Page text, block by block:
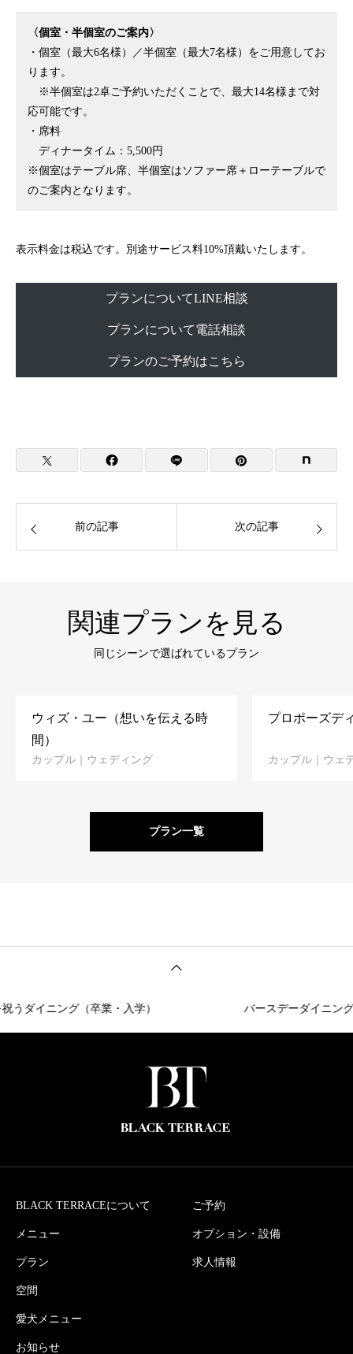
〈個室・半個室のご案内〉
・個室（最大6名様）／半個室（最大7名様）をご用意してお
ります。
※半個室は2卓ご予約いただくことで、最大14名様まで対
応可能です。
・席料
ディナータイム：5,500円
※個室はテーブル席、半個室はソファー席＋ローテーブルで
のご案内となります。
表示料金は税込です。別途サービス料10%頂戴いたします。
プランについてLINE相談
プランについて電話相談
プランのご予約はこちら
前の記事 次の記事
関連プランを見る
同じシーンで選ばれているプラン
ウィズ・ユー（想いを伝える時
間）
カップル｜ウェディング
プロポーズデ
カップル｜ウェ
プラン一覧
イニング（卒業・入学） バースデーダイニング
BLACK TERRACEについて
メニュー
プラン
空間
愛犬メニュー
お知らせ
ご予約
オプション・設備
求人情報